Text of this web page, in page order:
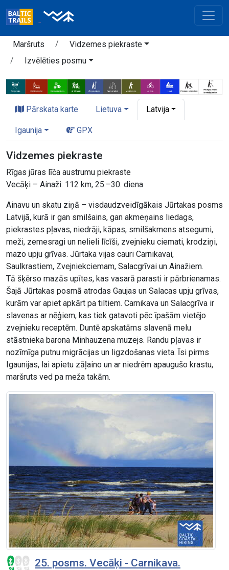
Maršruts
Vidzemes piekraste
Izvēlēties posmu
Pārskata karte Lietuva Latvija
Igaunija GPX
Vidzemes piekraste
Rīgas jūras līča austrumu piekraste
Vecāķi – Ainaži: 112 km, 25.–30. diena
Ainavu un skatu ziņā – visdaudzveidīgākais Jūrtakas posms
Latvijā, kurā ir gan smilšains, gan akmeņains liedags,
piekrastes pļavas, niedrāji, kāpas, smilšakmens atsegumi,
meži, zemesragi un nelieli līcīši, zvejnieku ciemati, krodziņi,
mazo upju grīvas. Jūrtaka vijas cauri Carnikavai,
Saulkrastiem, Zvejniekciemam, Salacgrīvai un Ainažiem.
Tā šķērso mazās upītes, kas vasarā parasti ir pārbrienamas.
Šajā Jūrtakas posmā atrodas Gaujas un Salacas upju grīvas,
kurām var apiet apkārt pa tiltiem. Carnikava un Salacgrīva ir
slavenas ar nēģiem, kas tiek gatavoti pēc īpašām vietējo
zvejnieku receptēm. Duntē apskatāms slavenā melu
stāstnieka barona Minhauzena muzejs. Randu pļavas ir
nozīmīga putnu migrācijas un ligzdošanas vieta. Īsi pirms
Igaunijas, lai apietu zāļaino un ar niedrēm apaugušo krastu,
maršruts ved pa meža takām.
25. posms. Vecāķi - Carnikava.